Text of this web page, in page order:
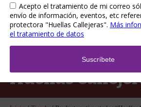
Huellas